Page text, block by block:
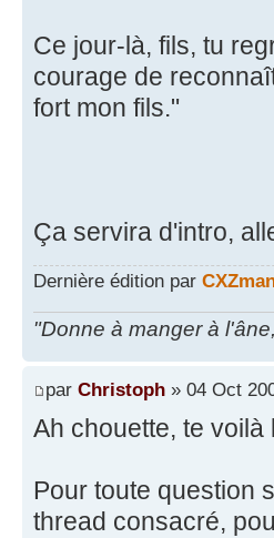
Ce jour-là, fils, tu
courage de
fort mon fils."
Ça servira d'intro,
Dernière édition par
"Donne à manger à
par Christoph » 04 Oct
Ah chouette, te voilà
Pour toute question
thread consacré,